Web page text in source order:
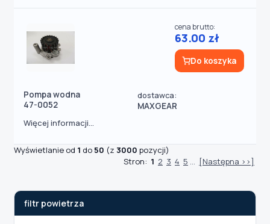
Pompa wodna
47-0052
dostawca:
MAXGEAR
cena brutto:
63.00 zł
Do koszyka
Więcej informacji...
Wyświetlanie od 1 do50 (z 3000 pozycji)
Stron: 1 2 3 4 5 ... [Następna >>]
filtr powietrza